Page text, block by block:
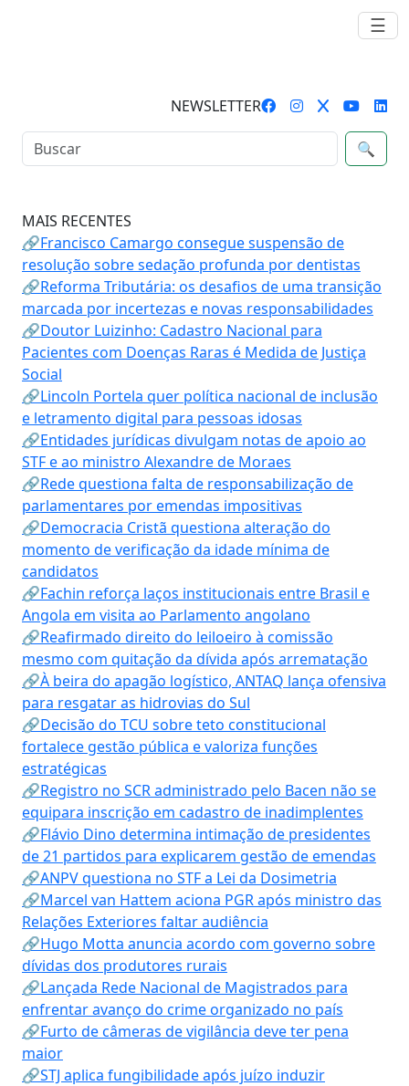
☰
NEWSLETTER
🔍
MAIS RECENTES
🔗Francisco Camargo consegue suspensão de
resolução sobre sedação profunda por dentistas
🔗Reforma Tributária: os desafios de uma transição
marcada por incertezas e novas responsabilidades
🔗Doutor Luizinho: Cadastro Nacional para
Pacientes com Doenças Raras é Medida de Justiça
Social
🔗Lincoln Portela quer política nacional de inclusão
e letramento digital para pessoas idosas
🔗Entidades jurídicas divulgam notas de apoio ao
STF e ao ministro Alexandre de Moraes
🔗Rede questiona falta de responsabilização de
parlamentares por emendas impositivas
🔗Democracia Cristã questiona alteração do
momento de verificação da idade mínima de
candidatos
🔗Fachin reforça laços institucionais entre Brasil e
Angola em visita ao Parlamento angolano
🔗Reafirmado direito do leiloeiro à comissão
mesmo com quitação da dívida após arrematação
🔗À beira do apagão logístico, ANTAQ lança ofensiva
para resgatar as hidrovias do Sul
🔗Decisão do TCU sobre teto constitucional
fortalece gestão pública e valoriza funções
estratégicas
🔗Registro no SCR administrado pelo Bacen não se
equipara inscrição em cadastro de inadimplentes
🔗Flávio Dino determina intimação de presidentes
de 21 partidos para explicarem gestão de emendas
🔗ANPV questiona no STF a Lei da Dosimetria
🔗Marcel van Hattem aciona PGR após ministro das
Relações Exteriores faltar audiência
🔗Hugo Motta anuncia acordo com governo sobre
dívidas dos produtores rurais
🔗Lançada Rede Nacional de Magistrados para
enfrentar avanço do crime organizado no país
🔗Furto de câmeras de vigilância deve ter pena
maior
🔗STJ aplica fungibilidade após juízo induzir